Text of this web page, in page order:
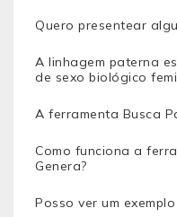
Quero presentear
A linhagem paterna
de sexo biológico
A ferramenta Busca
Como funciona a
Genera?
Posso ver um